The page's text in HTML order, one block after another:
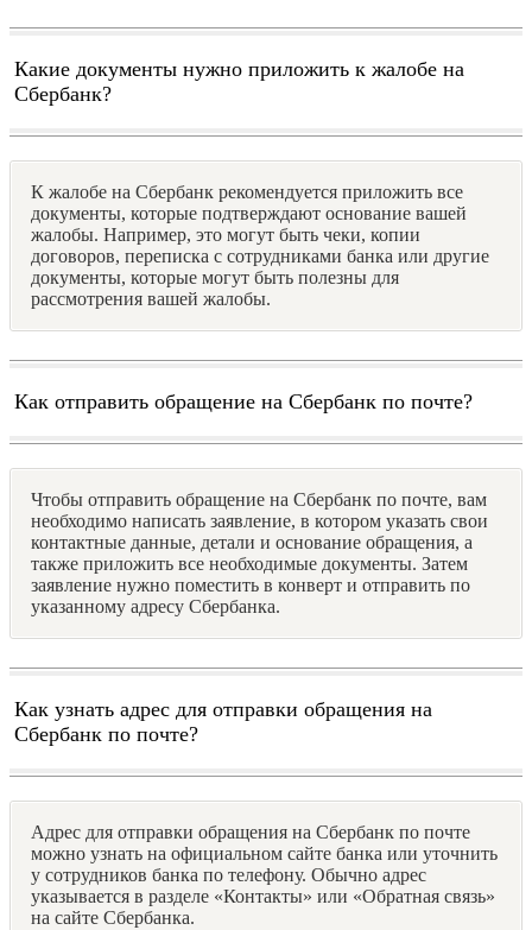
Какие документы нужно приложить к жалобе на
Сбербанк?
К жалобе на Сбербанк рекомендуется приложить все
документы, которые подтверждают основание вашей
жалобы. Например, это могут быть чеки, копии
договоров, переписка с сотрудниками банка или другие
документы, которые могут быть полезны для
рассмотрения вашей жалобы.
Как отправить обращение на Сбербанк по почте?
Чтобы отправить обращение на Сбербанк по почте, вам
необходимо написать заявление, в котором указать свои
контактные данные, детали и основание обращения, а
также приложить все необходимые документы. Затем
заявление нужно поместить в конверт и отправить по
указанному адресу Сбербанка.
Как узнать адрес для отправки обращения на
Сбербанк по почте?
Адрес для отправки обращения на Сбербанк по почте
можно узнать на официальном сайте банка или уточнить
у сотрудников банка по телефону. Обычно адрес
указывается в разделе «Контакты» или «Обратная связь»
на сайте Сбербанка.